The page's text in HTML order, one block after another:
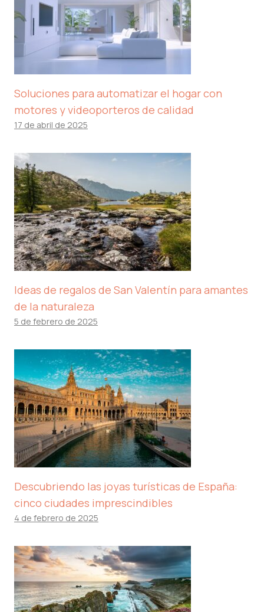
Soluciones para automatizar el hogar con
motores y videoporteros de calidad
17 de abril de 2025
Ideas de regalos de San Valentín para amantes
de la naturaleza
5 de febrero de 2025
Descubriendo las joyas turísticas de España:
cinco ciudades imprescindibles
4 de febrero de 2025